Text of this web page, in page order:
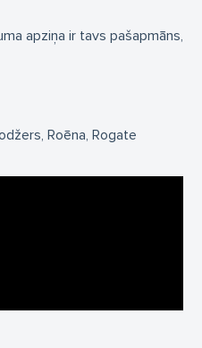
apziņa ir tavs pašapmāns,
Roēna Rogate